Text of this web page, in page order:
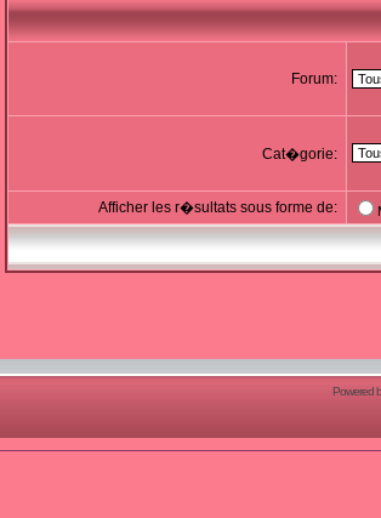
Forum:
Cat�gorie:
Afficher les r�sultats sous forme de:
Powered